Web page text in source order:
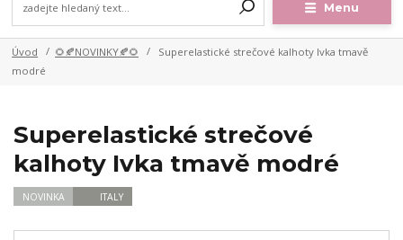
Menu
Úvod 🌻🍂NOVINKY🍂🌻
Superelastické strečové kalhoty Ivka tmavě
modré
Superelastické strečové
kalhoty Ivka tmavě modré
NOVINKA ITALY